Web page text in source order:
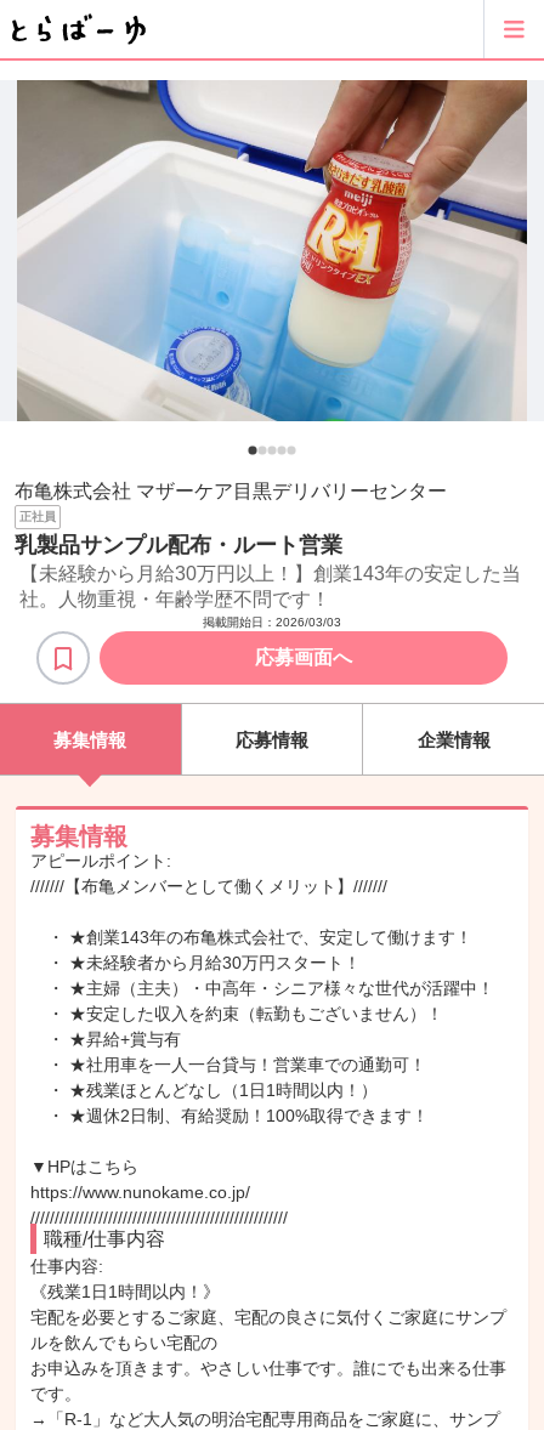
布亀株式会社 マザーケア目黒デリバリーセンター
正社員
乳製品サンプル配布・ルート営業
【未経験から月給30万円以上！】創業143年の安定した当
社。人物重視・年齢学歴不問です！
掲載開始日： 2026/03/03
応募画面へ
募集情報 応募情報 企業情報
募集情報
アピールポイント:
///////【布亀メンバーとして働くメリット】///////
・ ★創業143年の布亀株式会社で、安定して働けます！
・ ★未経験者から月給30万円スタート！
・ ★主婦（主夫）・中高年・シニア様々な世代が活躍中！
・ ★安定した収入を約束（転勤もございません）！
・ ★昇給+賞与有
・ ★社用車を一人一台貸与！営業車での通勤可！
・ ★残業ほとんどなし（1日1時間以内！）
・ ★週休2日制、有給奨励！100%取得できます！
▼HPはこちら
https://www.nunokame.co.jp/
/////////////////////////////////////////////////////
職種/仕事内容
仕事内容:
《残業1日1時間以内！》
宅配を必要とするご家庭、宅配の良さに気付くご家庭にサンプ
ルを飲んでもらい宅配の
お申込みを頂きます。やさしい仕事です。誰にでも出来る仕事
です。
→「R-1」など大人気の明治宅配専用商品をご家庭に、サンプ